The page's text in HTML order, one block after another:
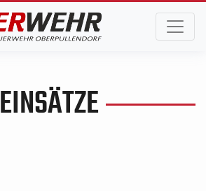
EINSÄTZE